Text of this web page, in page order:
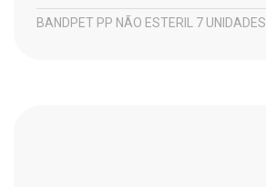
BANDPET PP NÃO ESTERIL 7 UNIDADES